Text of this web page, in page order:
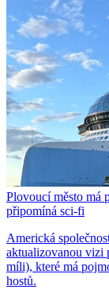
Plovoucí město má
připomíná sci-fi
Americká
aktualizovanou vizi
míli), které má
hostů.